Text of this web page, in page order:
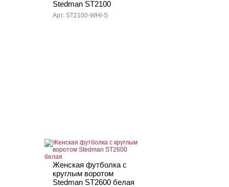
Stedman ST2100
Арт. ST2100-WHI-S
Женская футболка с
круглым воротом
Stedman ST2600 белая